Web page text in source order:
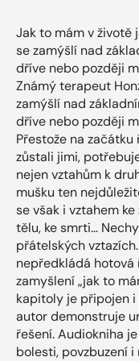
Jak to mám v životě
se zamýšlí nad
dříve nebo později
Známý terapeut
zamýšlí nad
dříve nebo později
Přestože na
zůstali jimi,
nejen vztahům k
mušku ten
se však i vztahem
tělu, ke smrti…
přátelských
nepředkládá hotová
zamyšlení „jak to
kapitoly je připojen i
autor demonstruje
řešení. Audiokniha
bolesti, povzbuzení i